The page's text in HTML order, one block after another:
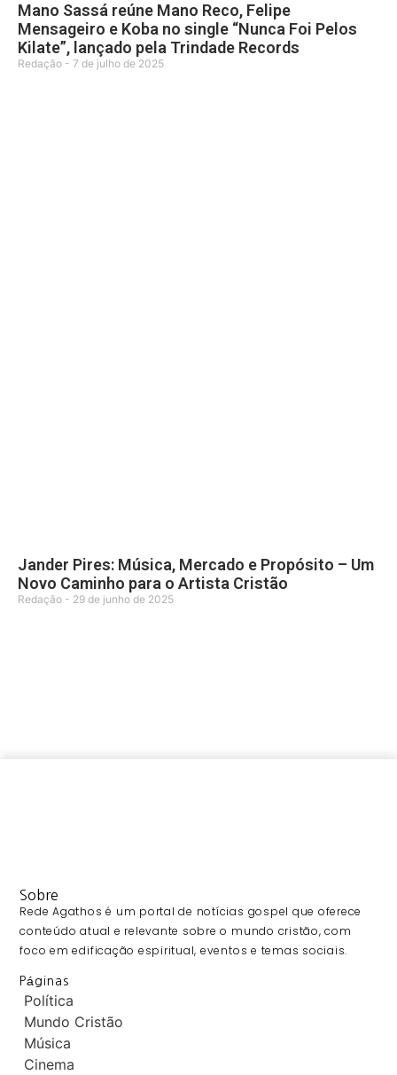
Mano Sassá reúne Mano Reco, Felipe
Mensageiro e Koba no single “Nunca Foi Pelos
Kilate”, lançado pela Trindade Records
Redação 7 de julho de 2025
Jander Pires: Música, Mercado e Propósito – Um
Novo Caminho para o Artista Cristão
Redação 29 de junho de 2025
Sobre
Rede Agathos é um portal de notícias gospel que oferece
conteúdo atual e relevante sobre o mundo cristão, com
foco em edificação espiritual, eventos e temas sociais.
Páginas
Política
Mundo Cristão
Música
Cinema